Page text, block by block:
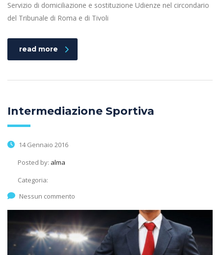
Servizio di domiciliazione e sostituzione Udienze nel circondario
del Tribunale di Roma e di Tivoli
read more
Intermediazione Sportiva
14 Gennaio 2016
Posted by: alma
Categoria:
Nessun commento